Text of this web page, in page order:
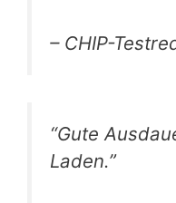
– CHIP-
“Gute
Laden.”